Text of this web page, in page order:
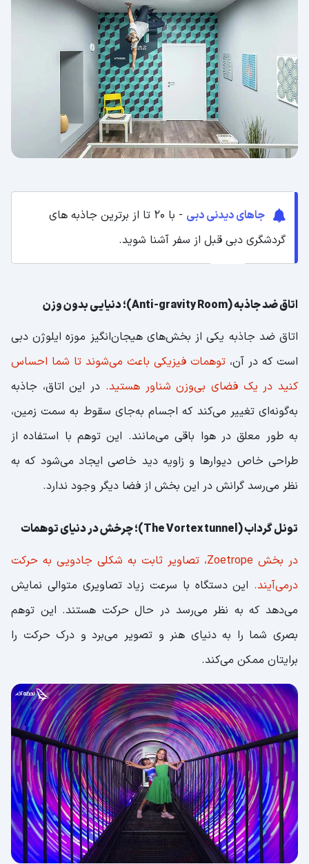
جاهای دیدنی دبی
- با 20 تا از برترین جاذبه های
گردشگری دبی قبل از سفر آشنا شوید.
اتاق ضد جاذبه (Anti-gravity Room)؛ دنیایی بدون وزن
اتاق ضد جاذبه یکی از بخش‌های هیجان‌انگیز موزه ایلوژن دبی
است که در آن، توهمات فیزیکی باعث می‌شوند تا شما احساس
کنید در یک فضای بی‌وزن شناور هستید. در این اتاق، جاذبه
به‌گونه‌ای تغییر می‌کند که اجسام به‌جای سقوط به سمت زمین،
به طور معلق در هوا باقی می‌مانند. این توهم با استفاده از
طراحی خاص دیوارها و زاویه‌ دید خاصی ایجاد می‌شود که به
نظر می‌رسد گرانش در این بخش از فضا دیگر وجود ندارد.
تونل گرداب (The Vortex tunnel)؛ چرخش در دنیای توهمات
در بخش Zoetrope، تصاویر ثابت به شکلی جادویی به حرکت
درمی‌آیند. این دستگاه با سرعت زیاد تصاویری متوالی نمایش
می‌دهد که به نظر می‌رسد در حال حرکت هستند. این توهم
بصری شما را به دنیای هنر و تصویر می‌برد و درک حرکت را
برایتان ممکن می‌کند.